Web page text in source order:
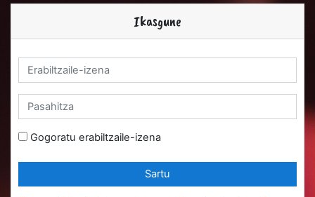
Joan eduki nagusira zuzenean
Ikasgune
Erabiltzaile-izena
Pasahitza
Gogoratu erabiltzaile-izena
Sartu